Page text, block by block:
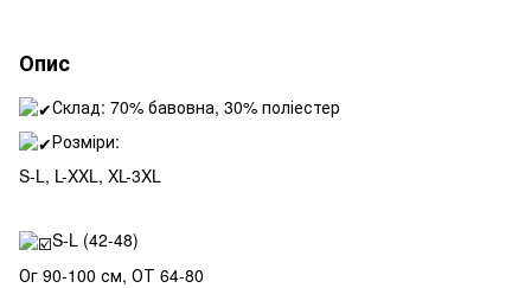
Опис
Склад: 70% бавовна, 30% поліестер
Розміри:
S-L, L-XXL, XL-3XL
S-L (42-48)
Ог 90-100 см, ОТ 64-80